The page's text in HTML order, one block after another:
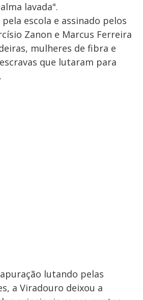
lavada".
escola e assinado pelos
Zanon e Marcus Ferreira
mulheres de fibra e
que lutaram para
lutando pelas
a Viradouro deixou a